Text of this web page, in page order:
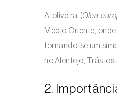
A oliveira (Olea
Médio Oriente,
tornando‑se um
no Alentejo,
2.